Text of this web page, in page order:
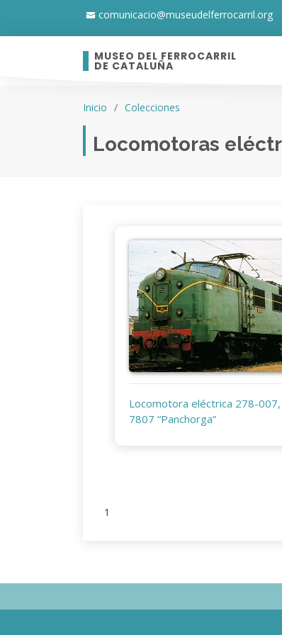
comunicacio@museudelferrocarril.org
MUSEO DEL FERROCARRIL
DE CATALUÑA
Inicio Colecciones
Locomotoras
Locomotora eléctrica 278-
7807 “Panchorga”
1